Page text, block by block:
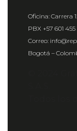
Oficina: Carrera
PBX +57 601
Correo:
Bogotá –